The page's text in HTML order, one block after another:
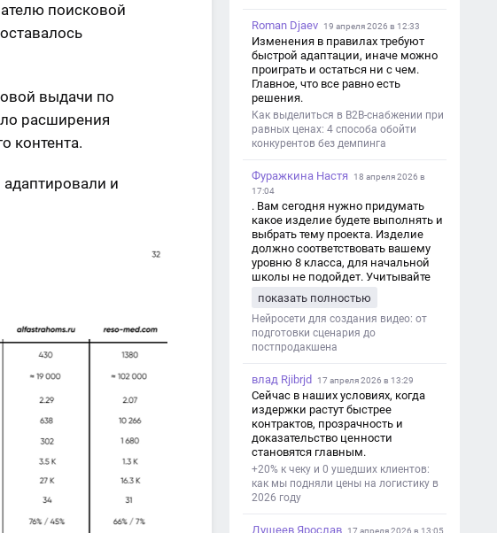
поисковой
выдачи по
расширения
контента.
и
Roman Djaev 19 апреля 2026 в 12:33
Изменения в правилах требуют
быстрой адаптации, иначе можно
проиграть и остаться ни с чем.
Главное, что все равно есть
решения.
Как выделиться в B2B-снабжении при
равных ценах: 4 способа обойти
конкурентов без демпинга
Фуражкина Настя
18 апреля 2026 в
17:04
. Вам сегодня нужно придумать
какое изделие будете выполнять и
выбрать тему проекта. Изделие
должно соответствовать вашему
уровню 8 класса, для начальной
школы не подойдет. Учитывайте
уровня работы. Структура проекта 1.
Титульный лист - Название школы.
- Тип работы: «Проектная работа». -
Тема проекта. - Кто выполнил:
должность учителя. - Город, год. 2.
Введение - Актуальность темы
(почему это важно). - Цель и
задачи проекта. - Объект и предмет
исследования. - Методы работы. 3.
Основная часть - Теоретическая
основные понятия. - Практическая
глава: что сделано (исследование,
опрос, создание изделия и т. д.). -
показать полностью
Нейросети для создания видео: от
подготовки сценария до
постпродакшена
влад Rjibrjd 17 апреля 2026 в 13:29
Сейчас в наших условиях, когда
издержки растут быстрее
контрактов, прозрачность и
доказательство ценности
становятся главным.
+20% к чеку и 0 ушедших клиентов:
как мы подняли цены на логистику в
2026 году
Душеев Ярослав 17 апреля 2026 в 13:05